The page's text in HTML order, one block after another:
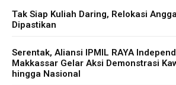
Tak Siap Kuliah Daring, Relokasi
Dipastikan
Serentak, Aliansi IPMIL RAYA
Makkassar Gelar Aksi Demonstrasi
hingga Nasional